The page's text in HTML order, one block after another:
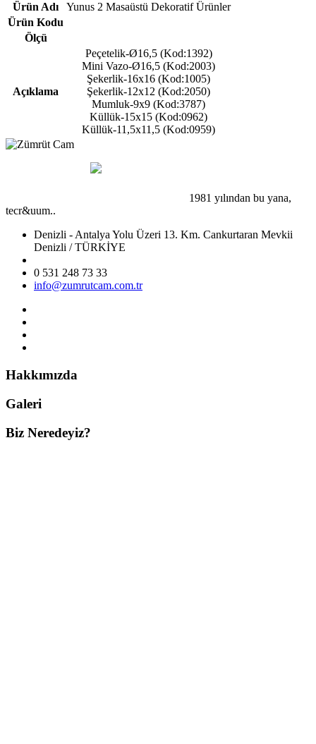
Ürün Adı
Yunus 2 Masaüstü Dekoratif Ürünler
Ürün Kodu
Ölçü
Açıklama
Peçetelik-Ø16,5 (Kod:1392)
Mini Vazo-Ø16,5 (Kod:2003)
Şekerlik-16x16 (Kod:1005)
Şekerlik-12x12 (Kod:2050)
Mumluk-9x9 (Kod:3787)
Küllük-15x15 (Kod:0962)
Küllük-11,5x11,5 (Kod:0959)
1981 yılından bu yana,
tecr&uum..
Denizli - Antalya Yolu Üzeri 13. Km. Cankurtaran Mevkii
Denizli / TÜRKİYE
0 531 248 73 33
info@zumrutcam.com.tr
Hakkımızda
Galeri
Biz Neredeyiz?